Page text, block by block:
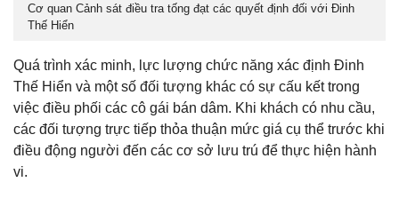
Cơ quan Cảnh sát điều tra tống đạt các quyết định đối với Đinh
Thế Hiển
Quá trình xác minh, lực lượng chức năng xác định Đinh
Thế Hiển và một số đối tượng khác có sự cấu kết trong
việc điều phối các cô gái bán dâm. Khi khách có nhu cầu,
các đối tượng trực tiếp thỏa thuận mức giá cụ thể trước khi
điều động người đến các cơ sở lưu trú để thực hiện hành
vi.